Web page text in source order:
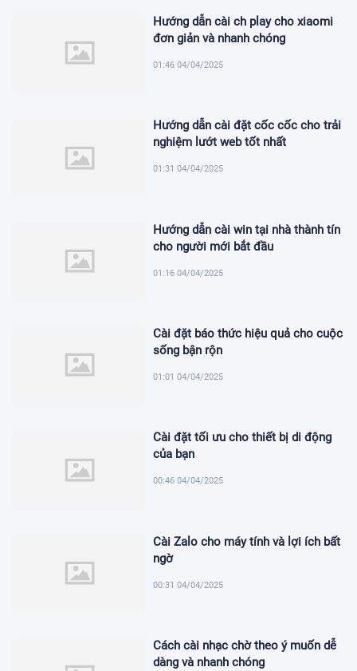
Hướng dẫn cài ch play cho xiaomi
đơn giản và nhanh chóng
01:46 04/04/2025
Hướng dẫn cài đặt cốc cốc cho trải
nghiệm lướt web tốt nhất
01:31 04/04/2025
Hướng dẫn cài win tại nhà thành tín
cho người mới bắt đầu
01:16 04/04/2025
Cài đặt báo thức hiệu quả cho cuộc
sống bận rộn
01:01 04/04/2025
Cài đặt tối ưu cho thiết bị di động
của bạn
00:46 04/04/2025
Cài Zalo cho máy tính và lợi ích bất
ngờ
00:31 04/04/2025
Cách cài nhạc chờ theo ý muốn dễ
dàng và nhanh chóng